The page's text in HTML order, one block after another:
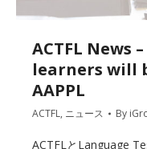
ACTFL News
learners will
AAPPL
ACTFL, ニュース By
ACTFLとLanguage